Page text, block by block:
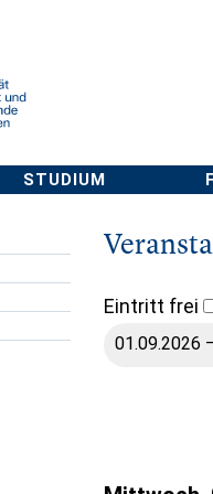
STUDIUM
Eintritt frei